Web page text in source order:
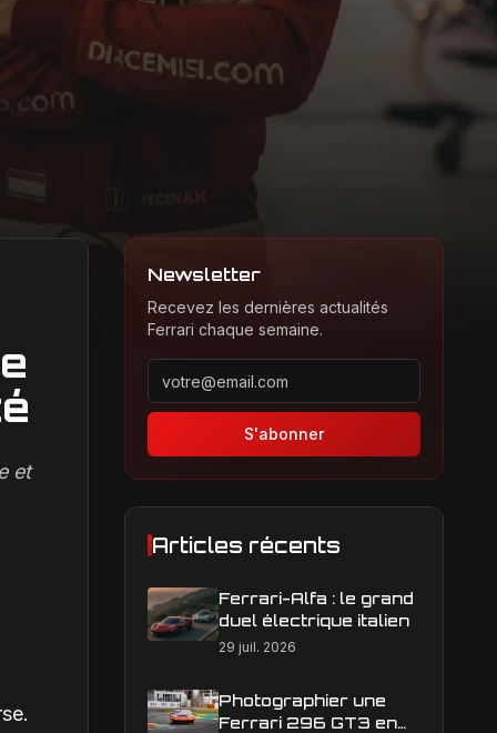
et
Newsletter
Recevez les dernières actualités
Ferrari chaque semaine.
Adresse email pour la newsletter
S'abonner
Articles récents
Ferrari-Alfa : le grand
duel électrique italien
29 juil. 2026
Photographier une
Ferrari 296 GT3 en